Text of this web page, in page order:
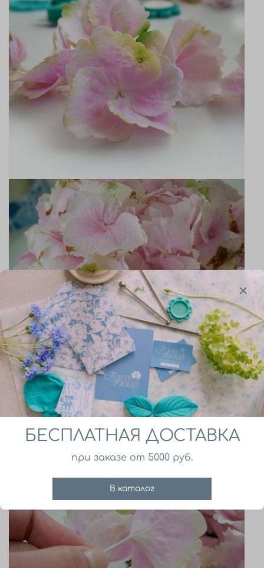
БЕСПЛАТНАЯ ДОСТАВКА
при заказе от 5000 руб.
В каталог